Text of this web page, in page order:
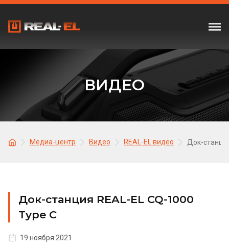
ВИДЕО
Медиа-центр Видео REAL-EL видео Док-
Док-станция REAL-EL CQ-1000
Type C
19 ноября 2021